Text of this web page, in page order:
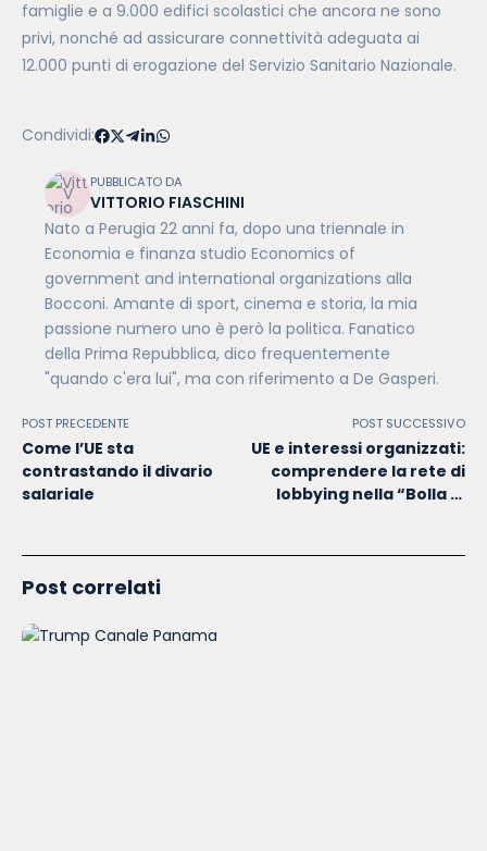
famiglie e a 9.000 edifici scolastici che ancora ne sono
privi, nonché ad assicurare connettività adeguata ai
12.000 punti di erogazione del Servizio Sanitario Nazionale.
Condividi:
PUBBLICATO DA
VITTORIO FIASCHINI
Nato a Perugia 22 anni fa, dopo una triennale in
Economia e finanza studio Economics of
government and international organizations alla
Bocconi. Amante di sport, cinema e storia, la mia
passione numero uno è però la politica. Fanatico
della Prima Repubblica, dico frequentemente
"quando c'era lui", ma con riferimento a De Gasperi.
POST PRECEDENTE
Come l’UE sta
contrastando il divario
salariale
POST SUCCESSIVO
UE e interessi organizzati:
comprendere la rete di
lobbying nella “Bolla di
Post correlati